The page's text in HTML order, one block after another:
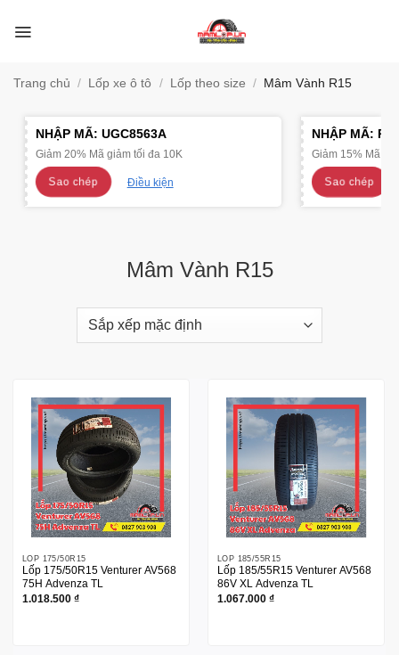
qua
Trang chủ / Lốp xe ô tô / Lốp theo size / Mâm Vành R15
NHẬP MÃ: UGC8563A
Giảm 20% Mã giảm tối đa 10K
Sao chép Điều kiện
NHẬP MÃ:
Giảm 15% Mã
Sao chép
Mâm Vành R15
LỐP 175/50R15
Lốp 175/50R15 Venturer AV568
75H Advenza TL
1.018.500 ₫
LỐP 185/55R15
Lốp 185/55R15 Venturer AV568
86V XL Advenza TL
1.067.000 ₫